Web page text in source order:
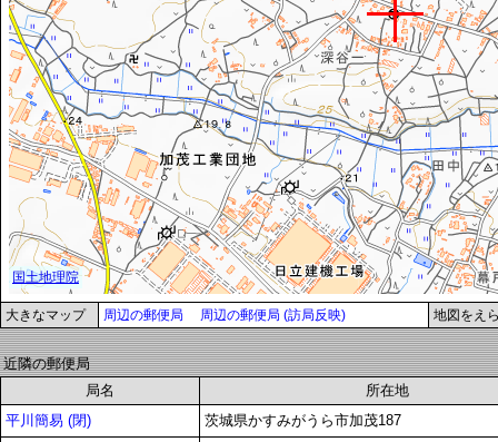
大きなマップ 周辺の郵便局 周辺の郵便局 (訪局反映) 地図をえ
近隣の郵便局
局名
所在地
平川簡易 (閉)
茨城県かすみがうら市加茂187